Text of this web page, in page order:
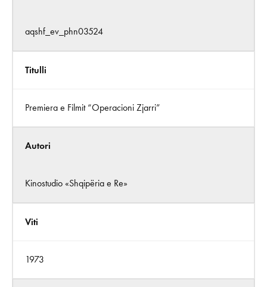
aqshf_ev_phn03524
Titulli
Premiera e Filmit “Operacioni Zjarri”
Autori
Kinostudio «Shqipëria e Re»
Viti
1973